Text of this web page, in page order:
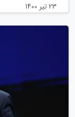
23 تیر 1400